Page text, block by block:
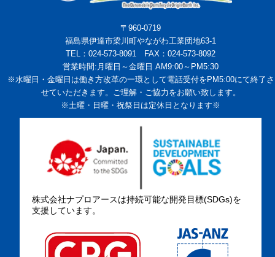
〒960-0719
福島県伊達市梁川町やながわ工業団地63-1
TEL：024-573-8091 FAX：024-573-8092
営業時間:月曜日～金曜日 AM9:00～PM5:30
※水曜日・金曜日は働き方改革の一環として電話受付をPM5:00にて終了さ
せていただきます。ご理解・ご協力をお願い致します。
※土曜・日曜・祝祭日は定休日となります※
株式会社ナプロアースは持続可能な開発目標(SDGs)を
支援しています。